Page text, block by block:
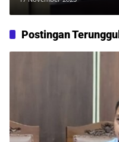
Postingan Terunggul